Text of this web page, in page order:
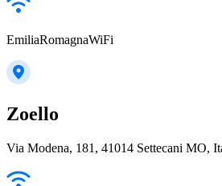
EmiliaRomagnaWiFi
Zoello
Via Modena, 181, 41014 Settecani MO,